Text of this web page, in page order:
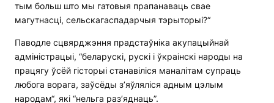
тым больш што мы гатовыя прапанаваць свае
магутнасці, сельскагаспадарчыя тэрыторыі?“
Паводле сцвярджэння прадстаўніка акупацыйнай
адміністрацыі, “беларускі, рускі і ўкраінскі народы на
працягу ўсёй гісторыі станавіліся маналітам супраць
любога ворага, заўсёды з’яўляліся адным цэлым
народам“, які “нельга раз’яднаць”.